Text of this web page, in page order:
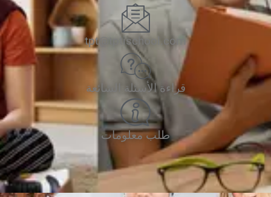
tpt@tptischool.com
قراءة الأسئلة الشائعة
طلب معلومات